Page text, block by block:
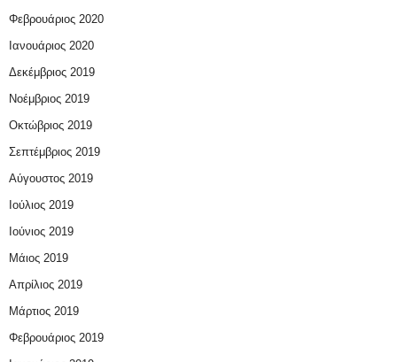
Φεβρουάριος 2020
Ιανουάριος 2020
Δεκέμβριος 2019
Νοέμβριος 2019
Οκτώβριος 2019
Σεπτέμβριος 2019
Αύγουστος 2019
Ιούλιος 2019
Ιούνιος 2019
Μάιος 2019
Απρίλιος 2019
Μάρτιος 2019
Φεβρουάριος 2019